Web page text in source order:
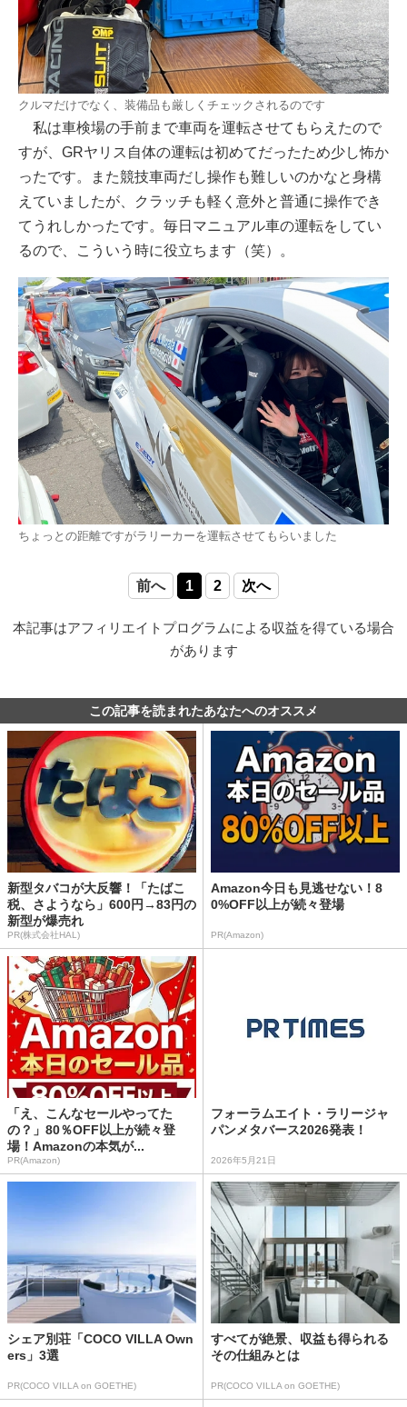
クルマだけでなく、装備品も厳しくチェックされるのです
私は車検場の手前まで車両を運転させてもらえたので
すが、GRヤリス自体の運転は初めてだったため少し怖か
ったです。また競技車両だし操作も難しいのかなと身構
えていましたが、クラッチも軽く意外と普通に操作でき
てうれしかったです。毎日マニュアル車の運転をしてい
るので、こういう時に役立ちます（笑）。
ちょっとの距離ですがラリーカーを運転させてもらいました
前へ 1 2 次へ
本記事はアフィリエイトプログラムによる収益を得ている場合
があります
この記事を読まれたあなたへのオススメ
新型タバコが大反響！「たばこ
税、さようなら」600円→83円の
新型が爆売れ
PR(株式会社HAL)
Amazon今日も見逃せない！8
0%OFF以上が続々登場
PR(Amazon)
「え、こんなセールやってた
の？」80％OFF以上が続々登
場！Amazonの本気が...
PR(Amazon)
フォーラムエイト・ラリージャ
パンメタバース2026発表！
2026年5月21日
シェア別荘「COCO VILLA Own
ers」3選
PR(COCO VILLA on GOETHE)
すべてが絶景、収益も得られる
その仕組みとは
PR(COCO VILLA on GOETHE)